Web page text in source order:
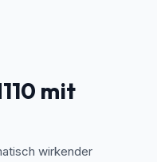
mit
wirkender